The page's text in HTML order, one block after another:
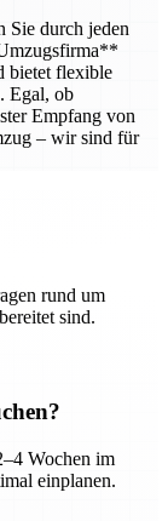
Sie durch jeden
bietet flexible
Egal, ob
Empfang von
– wir sind für
rund um
sind.
Wochen im
einplanen.